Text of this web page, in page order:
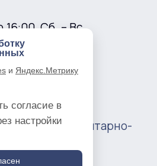
16:00, Сб. – Вс.
гуманитарно-
обработки
и Яндекс.Метрику
согласие в
настройки